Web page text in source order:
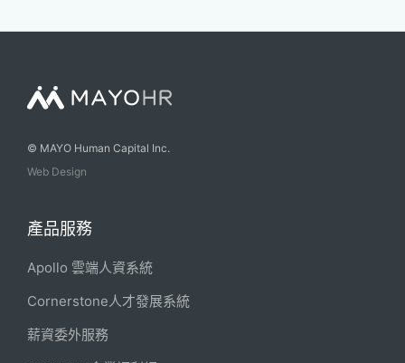
© MAYO Human Capital Inc.
Web Design
產品服務
Apollo 雲端人資系統
Cornerstone人才發展系統
薪資委外服務